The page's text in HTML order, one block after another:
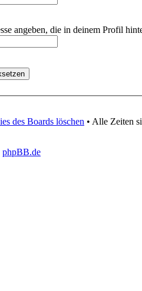
angeben, die in deinem Profil
des Boards löschen • Alle Zeiten
phpBB.de